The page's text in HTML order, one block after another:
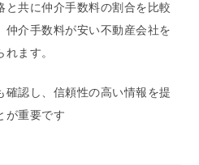
と共に仲介手数料の割合を比較
仲介手数料が安い不動産会社を
ます。
確認し、信頼性の高い情報を提
が重要です